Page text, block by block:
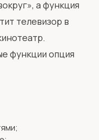
а функция
телевизор в
функции опция